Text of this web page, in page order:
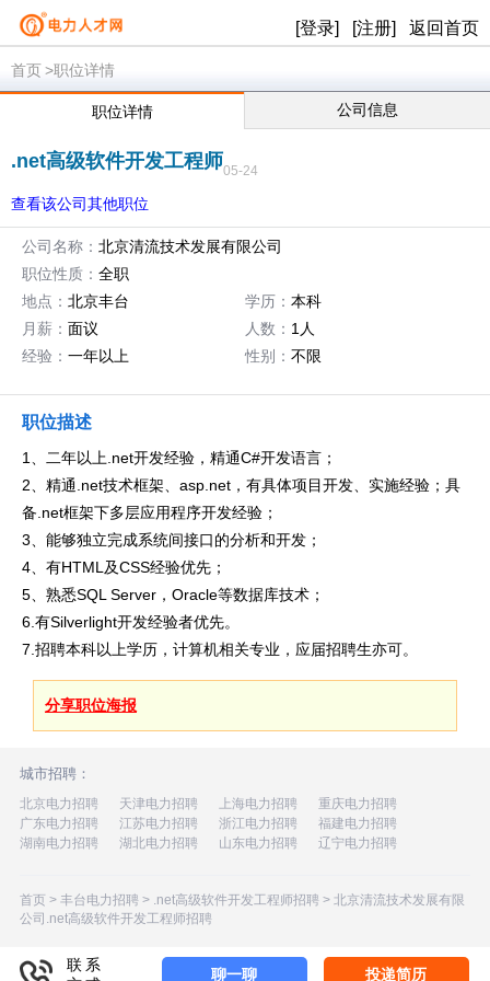
[登录] [注册] 返回首页
首页>职位详情
职位详情 公司信息
.net高级软件开发工程师05-24
查看该公司其他职位
公司名称： 北京清流技术发展有限公司
职位性质： 全职
地点： 北京丰台 学历： 本科
月薪： 面议 人数： 1人
经验： 一年以上 性别： 不限
职位描述
1、二年以上.net开发经验，精通C#开发语言；
2、精通.net技术框架、asp.net，有具体项目开发、实施经验；具
备.net框架下多层应用程序开发经验；
3、能够独立完成系统间接口的分析和开发；
4、有HTML及CSS经验优先；
5、熟悉SQL Server，Oracle等数据库技术；
6.有Silverlight开发经验者优先。
7.招聘本科以上学历，计算机相关专业，应届招聘生亦可。
分享职位海报
城市招聘：
北京电力招聘 天津电力招聘 上海电力招聘
重庆电力招聘
广东电力招聘
江苏电力招聘 浙江电力招聘
福建电力招聘
湖南电力招聘
湖北电力招聘 山东电力招聘 辽宁电力招聘
首页 > 丰台电力招聘 > .net高级软件开发工程师招聘 > 北京清流技术发展有限
公司.net高级软件开发工程师招聘
更新时间：2026-05-24 04:44
联系
聊一聊 投递简历